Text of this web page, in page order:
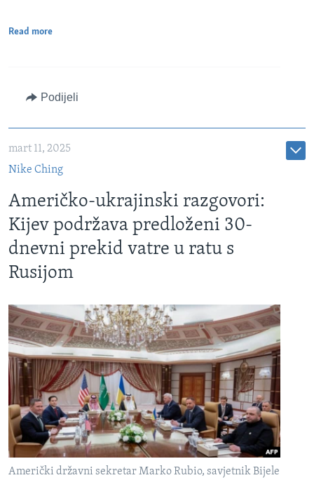
Read more
Podijeli
mart 11, 2025
Nike Ching
Američko-ukrajinski razgovori:
Kijev podržava predloženi 30-
dnevni prekid vatre u ratu s
Rusijom
Američki državni sekretar Marko Rubio, savjetnik Bijele